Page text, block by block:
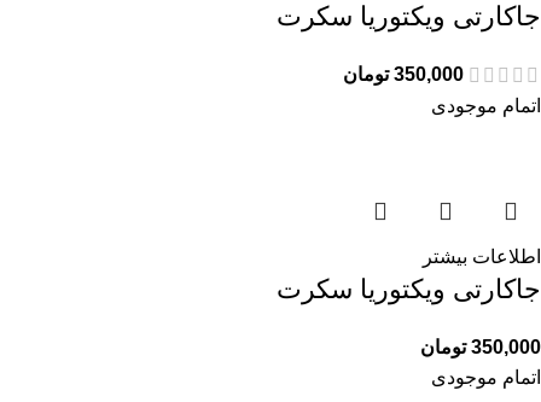
جاکارتی ویکتوریا سکرت
350,000 تومان
اتمام موجودی
اطلاعات بیشتر
جاکارتی ویکتوریا سکرت
350,000 تومان
اتمام موجودی